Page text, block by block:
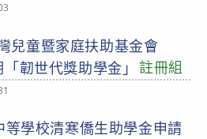
兒童暨家庭扶助基金會
韌世代獎助學金」 註冊組
等學校清寒僑生助學金申請